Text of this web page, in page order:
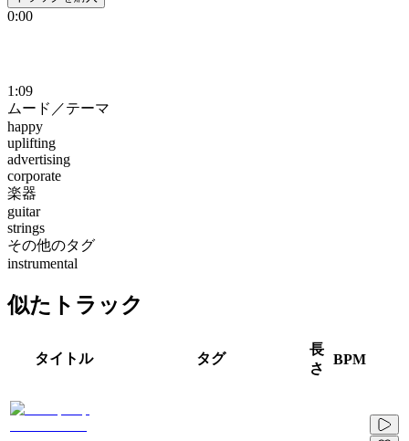
0:00
1:09
ムード／テーマ
happy
uplifting
advertising
corporate
楽器
guitar
strings
その他のタグ
instrumental
似たトラック
タイトル タグ
長
さ
BPM